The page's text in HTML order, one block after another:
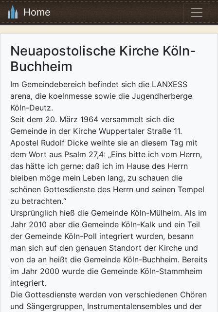
Home
Neuapostolische Kirche Köln-
Buchheim
Im Gemeindebereich befindet sich die LANXESS
arena, die koelnmesse sowie die Jugendherberge
Köln-Deutz.
Seit dem 20. März 1964 versammelt sich die
Gemeinde in der Kirche Wuppertaler Straße 11.
Apostel Rudolf Dicke weihte sie an diesem Tag mit
dem Wort aus Psalm 27,4: „Eins bitte ich vom Herrn,
das hätte ich gerne: daß ich im Hause des Herrn
bleiben möge mein Leben lang, zu schauen die
schönen Gottesdienste des Herrn und seinen Tempel
zu betrachten.“
Ursprünglich hieß die Gemeinde Köln-Mülheim. Als im
Jahr 2010 aber die Gemeinde Köln-Kalk und ein Teil
der Gemeinde Köln-Poll integriert wurden, besann
man sich auf den genauen Standort der Kirche und
von da an heißt die Gemeinde Köln-Buchheim. Bereits
im Jahr 2000 wurde die Gemeinde Köln-Stammheim
integriert.
Die Gottesdienste werden von verschiedenen Chören
und Sängergruppen, Instrumentalensembles und der